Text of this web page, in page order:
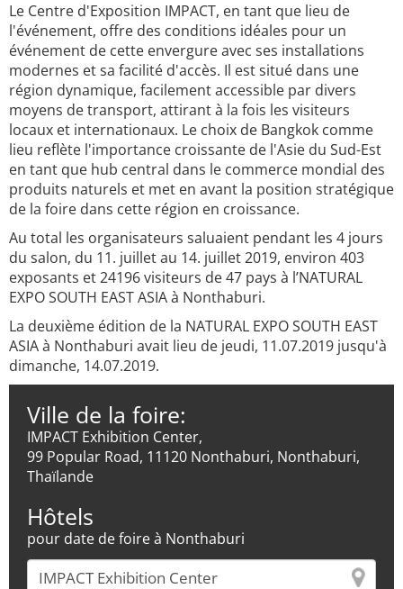
Le Centre d'Exposition IMPACT, en tant que lieu de
l'événement, offre des conditions idéales pour un
événement de cette envergure avec ses installations
modernes et sa facilité d'accès. Il est situé dans une
région dynamique, facilement accessible par divers
moyens de transport, attirant à la fois les visiteurs
locaux et internationaux. Le choix de Bangkok comme
lieu reflète l'importance croissante de l'Asie du Sud-Est
en tant que hub central dans le commerce mondial des
produits naturels et met en avant la position stratégique
de la foire dans cette région en croissance.
Au total les organisateurs saluaient pendant les 4 jours
du salon, du 11. juillet au 14. juillet 2019, environ 403
exposants et 24196 visiteurs de 47 pays à l’NATURAL
EXPO SOUTH EAST ASIA à Nonthaburi.
La deuxième édition de la NATURAL EXPO SOUTH EAST
ASIA à Nonthaburi avait lieu de jeudi, 11.07.2019 jusqu'à
dimanche, 14.07.2019.
Ville de la foire:
IMPACT Exhibition Center,
99 Popular Road, 11120 Nonthaburi, Nonthaburi,
Thaïlande
Hôtels
pour date de foire à Nonthaburi